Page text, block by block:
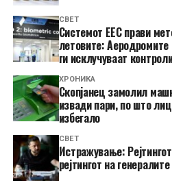
СВЕТ
Системот ЕЕС прави
летовите:
ги исклучуваат
ХРОНИКА
Скопјанец замолил
извади пари, по што
избегало
СВЕТ
Истражување:
рејтингот на генералите